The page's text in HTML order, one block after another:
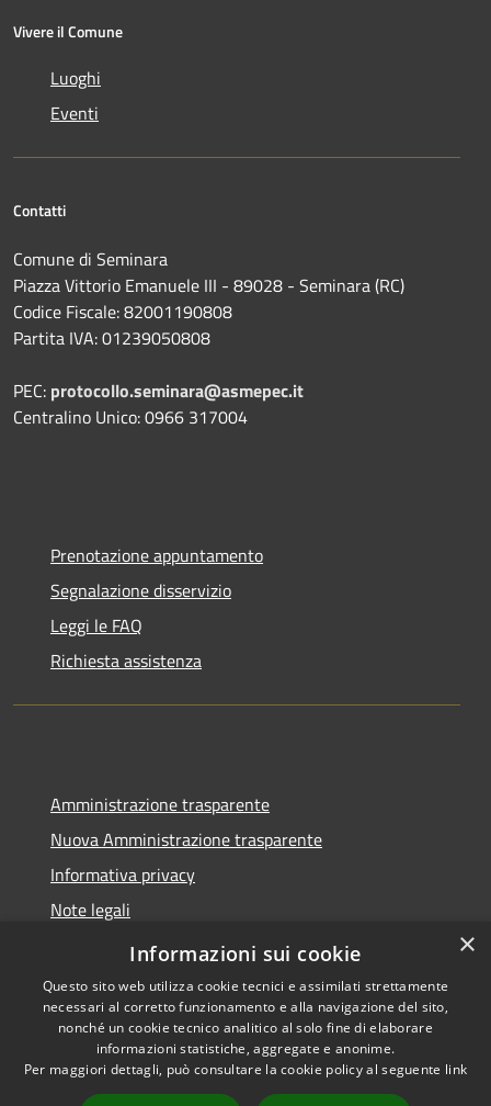
Vivere il Comune
Luoghi
Eventi
Contatti
Comune di Seminara
Piazza Vittorio Emanuele III - 89028 - Seminara (RC)
Codice Fiscale: 82001190808
Partita IVA: 01239050808
PEC: protocollo.seminara@asmepec.it
Centralino Unico: 0966 317004
Prenotazione appuntamento
Segnalazione disservizio
Leggi le FAQ
Richiesta assistenza
Amministrazione trasparente
Nuova Amministrazione trasparente
Informativa privacy
Note legali
Dichiarazione di accessibilità
Accessibilità
Copyright © 2026 • Comune di
Seminara • Powered by
×
Informazioni sui cookie
Questo sito web utilizza cookie tecnici e assimilati strettamente
necessari al corretto funzionamento e alla navigazione del sito,
nonché un cookie tecnico analitico al solo fine di elaborare
informazioni statistiche, aggregate e anonime.
Per maggiori dettagli, può consultare la cookie policy al seguente link